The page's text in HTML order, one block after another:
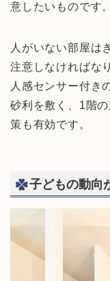
意したいものです。
人がいない部屋は
注意しなければな
人感センサー付き
砂利を敷く、1階
策も有効です。
子どもの動向